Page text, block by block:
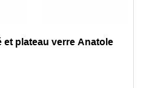
et plateau verre Anatole